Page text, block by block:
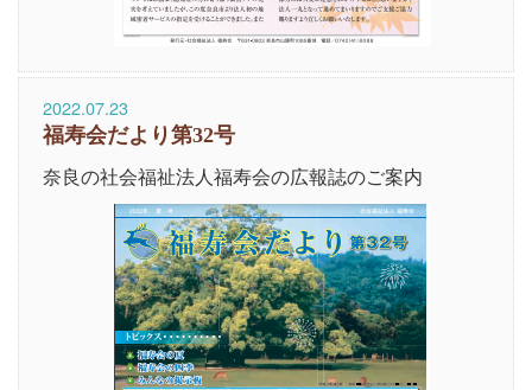
2022.07.23
福寿会だより第32号
奈良の社会福祉法人福寿会の広報誌のご案内